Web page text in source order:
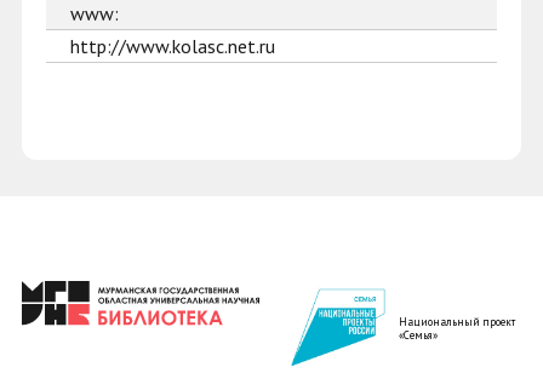
www:
http://www.kolasc.net.ru
Национальный проект
«Семья»